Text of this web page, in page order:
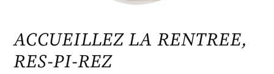
ACCUEILLEZ LA RENTREE,
RES-PI-REZ